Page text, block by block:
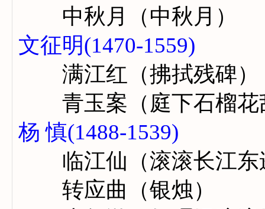
中秋月（中秋月）
文征明(1470-1559)
满江红（拂拭残碑）
青玉案（庭下石榴花
杨 慎(1488-1539)
临江仙（滚滚长江东
转应曲（银烛）